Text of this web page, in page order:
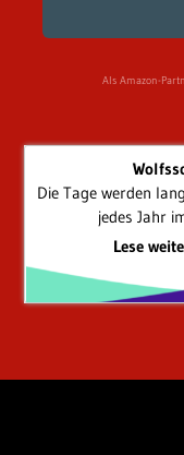
Als Amazon-
Die Tage werden
jedes Jahr
Lese